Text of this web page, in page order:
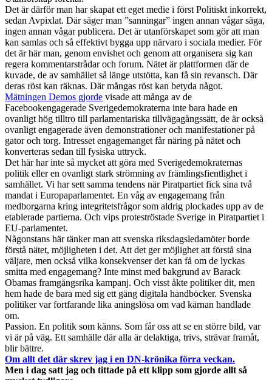
Det är därför man har skapat ett eget medie i först Politiskt inkorrekt,
sedan Avpixlat. Där säger man ”sanningar” ingen annan vågar säga,
ingen annan vågar publicera. Det är utanförskapet som gör att man
kan samlas och så effektivt bygga upp närvaro i sociala medier. För
det är här man, genom envishet och genom att organisera sig kan
regera kommentarstrådar och forum. Nätet är plattformen där de
kuvade, de av samhället så länge utstötta, kan få sin revansch. Där
deras röst kan räknas. Där mångas röst kan betyda något.
Mätningen Demos gjorde visade att många av de
Facebookengagerade Sverigedemokraterna inte bara hade en
ovanligt hög tilltro till parlamentariska tillvägagångssätt, de är också
ovanligt engagerade även demonstrationer och manifestationer på
gator och torg. Intresset engagemanget får näring på nätet och
konverteras sedan till fysiska uttryck.
Det här har inte så mycket att göra med Sverigedemokraternas
politik eller en ovanligt stark strömning av främlingsfientlighet i
samhället. Vi har sett samma tendens när Piratpartiet fick sina två
mandat i Europaparlamentet. En våg av engagemang från
medborgarna kring integritetsfrågor som aldrig plockades upp av de
etablerade partierna. Och vips proteströstade Sverige in Piratpartiet i
EU-parlamentet.
Någonstans här tänker man att svenska riksdagsledamöter borde
förstå nätet, möjligheten i det. Att det ger möjlighet att förstå sina
väljare, men också vilka konsekvenser det kan få om de lyckas
smitta med engagemang? Inte minst med bakgrund av Barack
Obamas framgångsrika kampanj. Och visst åkte politiker dit, men
hem hade de bara med sig ett gäng digitala handböcker. Svenska
politiker var fortfarande lika aningslösa om vad kärnan handlade
om.
Passion. En politik som känns. Som får oss att se en större bild, var
vi är på väg. Ett samhälle där alla är delaktiga, trivs, strävar framåt,
blir bättre.
Om allt det där skrev jag i en DN-krönika förra veckan.
Men i dag satt jag och tittade på ett klipp som gjorde allt så